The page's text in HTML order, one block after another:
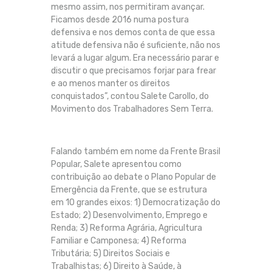
mesmo assim, nos permitiram avançar.
Ficamos desde 2016 numa postura
defensiva e nos demos conta de que essa
atitude defensiva não é suficiente, não nos
levará a lugar algum. Era necessário parar e
discutir o que precisamos forjar para frear
e ao menos manter os direitos
conquistados”, contou Salete Carollo, do
Movimento dos Trabalhadores Sem Terra.
Falando também em nome da Frente Brasil
Popular, Salete apresentou como
contribuição ao debate o Plano Popular de
Emergência da Frente, que se estrutura
em 10 grandes eixos: 1) Democratização do
Estado; 2) Desenvolvimento, Emprego e
Renda; 3) Reforma Agrária, Agricultura
Familiar e Camponesa; 4) Reforma
Tributária; 5) Direitos Sociais e
Trabalhistas; 6) Direito à Saúde, à